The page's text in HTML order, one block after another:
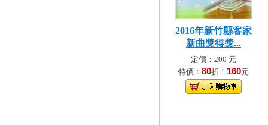
2016年新竹縣客家
新曲獎得獎...
定價：200 元
特價： 80折！ 160元